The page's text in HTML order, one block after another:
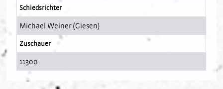
Schiedsrichter
Michael Weiner (Giesen)
Zuschauer
11300